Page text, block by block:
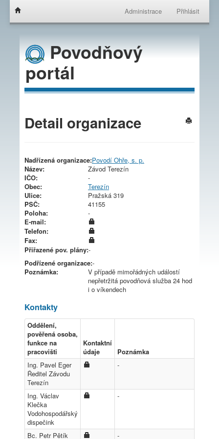
Administrace Přihlásit
Povodňový
portál
Detail organizace
Nadřízená organizace:Povodí Ohře, s. p.
Název:
Závod Terezín
IČO:
-
Obec:
Terezín
Ulice:
Pražská 319
PSČ:
41155
Poloha:
-
E-mail:
Telefon:
Fax:
Přiřazené pov. plány:-
Podřízené organizace:-
Poznámka:
V případě mimořádných událostí
nepřetržitá povodňová služba 24 hod
i o víkendech
Kontakty
Oddělení,
pověřená osoba,
funkce na
pracovišti
Kontaktní
údaje
Poznámka
Ing. Pavel Eger
Ředitel Závodu
Terezín
-
Ing. Václav
Klečka
Vodohospodářský
dispečink
-
Bc. Petr Pětík -